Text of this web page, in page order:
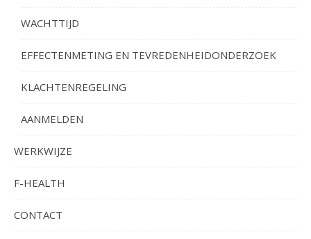
WACHTTIJD
EFFECTENMETING EN TEVREDENHEIDONDERZOEK
KLACHTENREGELING
AANMELDEN
WERKWIJZE
F-HEALTH
CONTACT